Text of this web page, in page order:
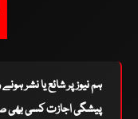
ہم نیوز پر شائع یا نشر
پیشگی اجازت کسی بھی